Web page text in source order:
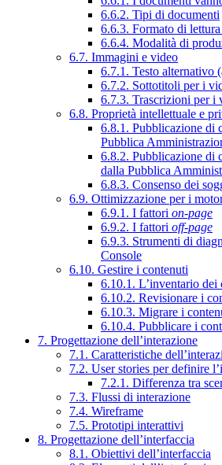
6.6.2. Tipi di documenti
6.6.3. Formato di
6.6.4. Modalità di
6.7. Immagini e video
6.7.1. Testo alternativo
6.7.2. Sottotitoli per i
6.7.3. Trascrizioni per i
6.8. Proprietà intellettuale e
6.8.1. Pubblicazione di
Pubblica
6.8.2. Pubblicazione di
dalla Pubblica
6.8.3. Consenso dei
6.9. Ottimizzazione per i
6.9.1. I fattori on-page
6.9.2. I fattori off-page
6.9.3. Strumenti di
Console
6.10. Gestire i contenuti
6.10.1. L’inventario dei
6.10.2. Revisionare i
6.10.3. Migrare i
6.10.4. Pubblicare i
7. Progettazione dell’interazione
7.1. Caratteristiche
7.2. User stories per definire
7.2.1. Differenza tra
7.3. Flussi di interazione
7.4. Wireframe
7.5. Prototipi interattivi
8. Progettazione dell’interfaccia
8.1. Obiettivi dell’interfaccia